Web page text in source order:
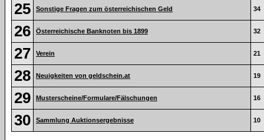
25 Sonstige Fragen zum österreichischen Geld 34
26 Österreichische Banknoten bis 1899 32
27 Verein 21
28 Neuigkeiten von geldschein.at 19
29 Musterscheine/Formulare/Fälschungen 16
30 Sammlung Auktionsergebnisse 10